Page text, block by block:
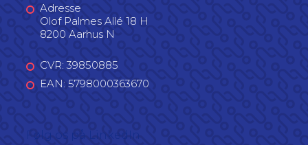
Adresse
Olof Palmes Allé 18 H
8200 Aarhus N
CVR: 39850885
EAN: 5798000363670